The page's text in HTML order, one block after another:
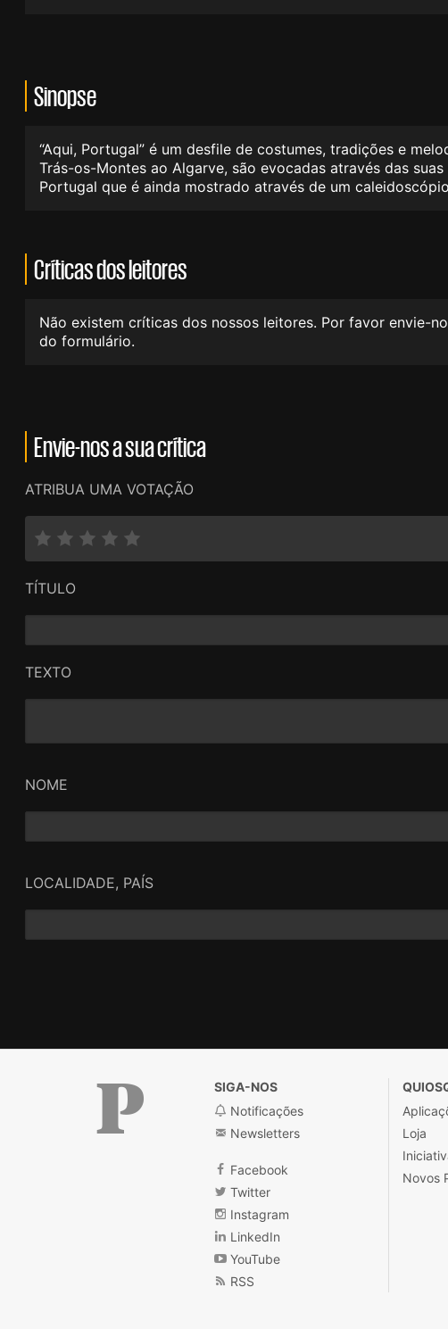
Sinopse
“Aqui, Portugal” é um desfile de costumes, tradições e
Trás-os-Montes ao Algarve, são evocadas através das
Portugal que é ainda mostrado através de um
Críticas dos leitores
Não existem críticas dos nossos leitores. Por favor envie-
do formulário.
Envie-nos a sua crítica
ATRIBUA UMA VOTAÇÃO
TÍTULO
TEXTO
NOME
LOCALIDADE, PAÍS
Público
SIGA-NOS
Notificações
Newsletters
Facebook
Twitter
Instagram
LinkedIn
YouTube
RSS
Loja
Novos